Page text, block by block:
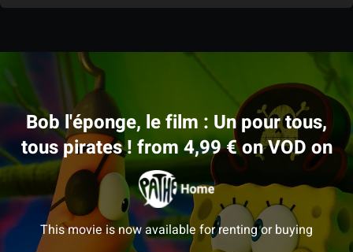
Bob l'éponge, le film : Un pour tous,
tous pirates ! from 4,99 € on VOD on
This movie is now available for renting or buying